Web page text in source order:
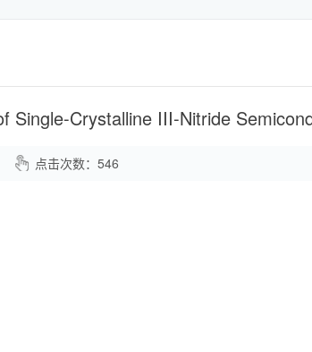
点击次数：546